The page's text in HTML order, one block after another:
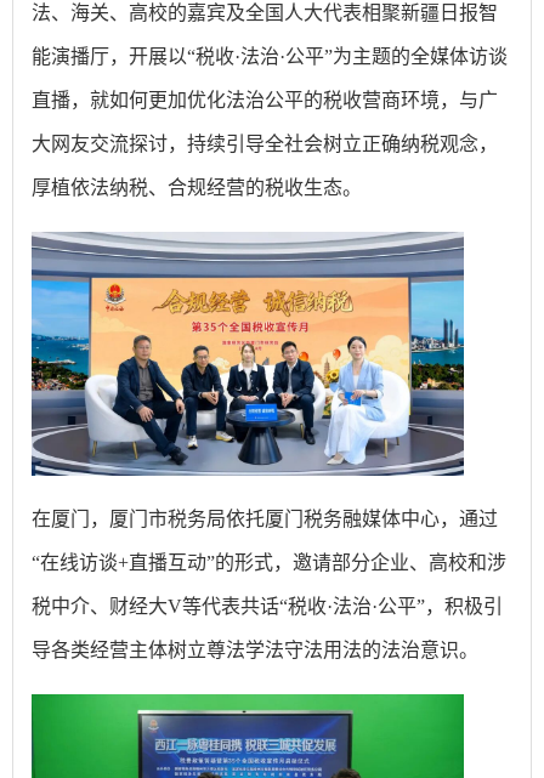
法、海关、高校的嘉宾及全国人大代表相聚新疆日报智
能演播厅，开展以“税收·法治·公平”为主题的全媒体访谈
直播，就如何更加优化法治公平的税收营商环境，与广
大网友交流探讨，持续引导全社会树立正确纳税观念，
厚植依法纳税、合规经营的税收生态。
在厦门，厦门市税务局依托厦门税务融媒体中心，通过
“在线访谈+直播互动”的形式，邀请部分企业、高校和涉
税中介、财经大V等代表共话“税收·法治·公平”，积极引
导各类经营主体树立尊法学法守法用法的法治意识。